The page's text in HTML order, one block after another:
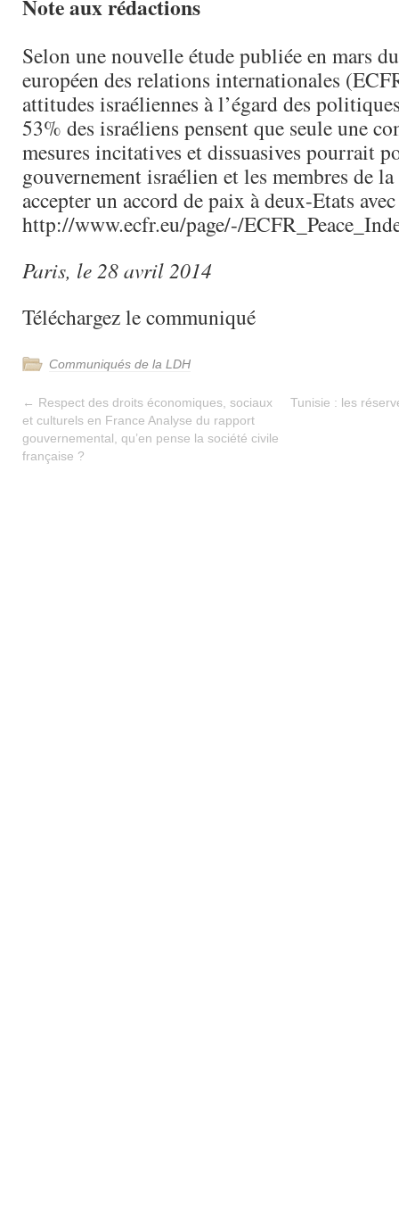
Note aux rédactions
Selon une nouvelle étude publiée en mars
européen des relations internationales
attitudes israéliennes à l’égard des
53% des israéliens pensent que seule une
mesures incitatives et dissuasives pourrait
gouvernement israélien et les membres de la
accepter un accord de paix à deux-Etats
http://www.ecfr.eu/page/-/
Paris, le 28 avril 2014
Téléchargez le communiqué
Communiqués de la LDH
← Respect des droits économiques, sociaux
et culturels en France Analyse du rapport
gouvernemental, qu’en pense la société civile
française ?
Tunisie : les